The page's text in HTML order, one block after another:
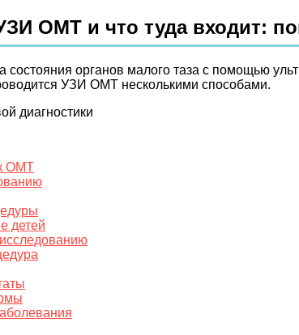
ОМТ и что туда входит:
органов малого таза с помощью
УЗИ ОМТ несколькими способами.
ОМТ
детей
исследованию